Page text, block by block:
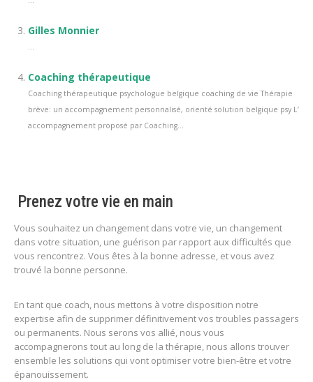
Gilles Monnier
...
Coaching thérapeutique
Coaching thérapeutique psychologue belgique coaching de vie Thérapie
brève: un accompagnement personnalisé, orienté solution belgique psy L’
accompagnement proposé par Coaching...
Prenez votre vie en main
Vous souhaitez un changement dans votre vie, un changement
dans votre situation, une guérison par rapport aux difficultés que
vous rencontrez. Vous êtes à la bonne adresse, et vous avez
trouvé la bonne personne.
En tant que coach, nous mettons à votre disposition notre
expertise afin de supprimer définitivement vos troubles passagers
ou permanents. Nous serons vos allié, nous vous
accompagnerons tout au long de la thérapie, nous allons trouver
ensemble les solutions qui vont optimiser votre bien-être et votre
épanouissement.